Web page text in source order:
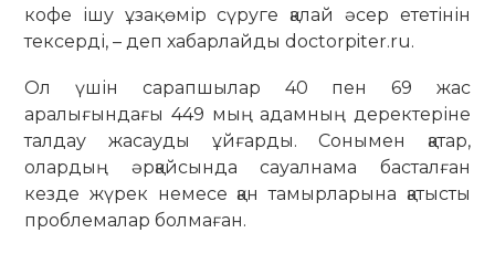
кофе ішу ұзақ өмір сүруге қалай әсер ететінін
тексерді, – деп хабарлайды doctorpiter.ru.
Ол үшін сарапшылар 40 пен 69 жас
аралығындағы 449 мың адамның деректеріне
талдау жасауды ұйғарды. Сонымен қатар,
олардың әрқайсында сауалнама басталған
кезде жүрек немесе қан тамырларына қатысты
проблемалар болмаған.